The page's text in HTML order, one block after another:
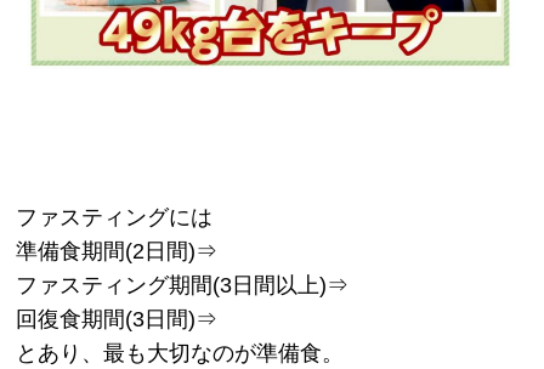
ファスティングには
準備食期間(2日間)⇒
ファスティング期間(3日間以上)⇒
回復食期間(3日間)⇒
とあり、最も大切なのが準備食。